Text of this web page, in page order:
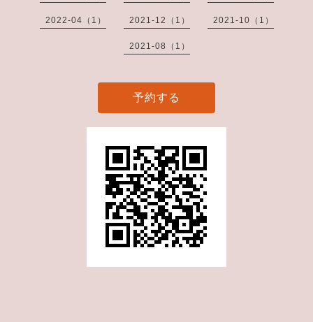
2022-04（1） 2021-12（1） 2021-10（1）
2021-08（1）
予約する